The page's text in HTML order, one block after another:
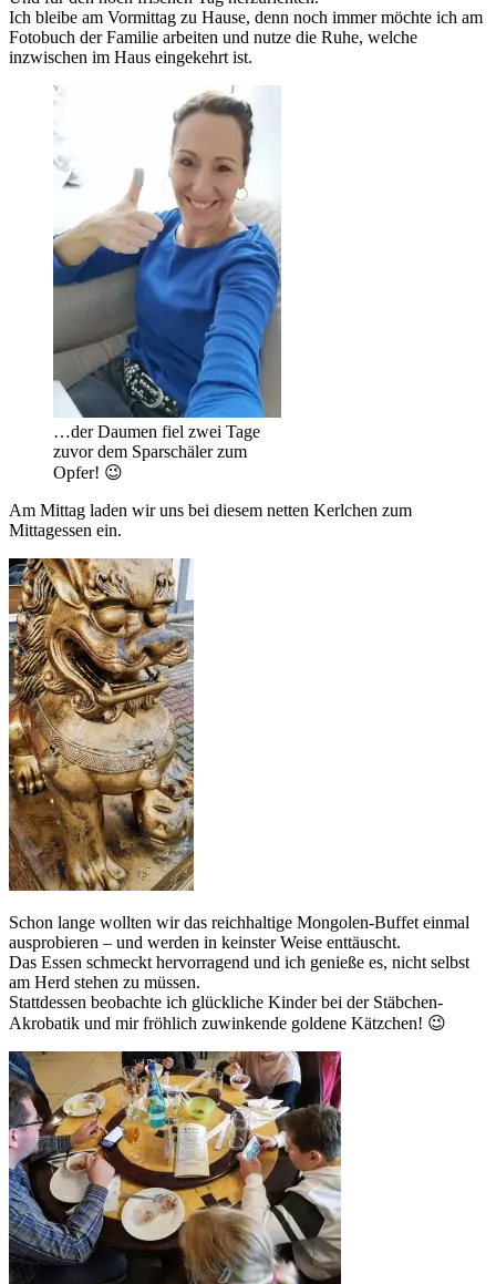
Ich bleibe am Vormittag zu Hause, denn noch immer möchte ich am
Fotobuch der Familie arbeiten und nutze die Ruhe, welche
inzwischen im Haus eingekehrt ist.
…der Daumen fiel zwei Tage
zuvor dem Sparschäler zum
Opfer! 😉
Am Mittag laden wir uns bei diesem netten Kerlchen zum
Mittagessen ein.
Schon lange wollten wir das reichhaltige Mongolen-Buffet einmal
ausprobieren – und werden in keinster Weise enttäuscht.
Das Essen schmeckt hervorragend und ich genieße es, nicht selbst
am Herd stehen zu müssen.
Stattdessen beobachte ich glückliche Kinder bei der Stäbchen-
Akrobatik und mir fröhlich zuwinkende goldene Kätzchen! 😉